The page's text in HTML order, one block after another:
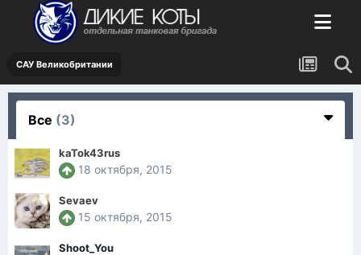
САУ Великобритании
Все (3)
kaTok43rus
18 октября, 2015
Sevaev
15 октября, 2015
Shoot_You